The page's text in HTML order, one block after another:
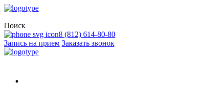
Поиск
8 (812) 614-80-80
Запись на прием Заказать звонок